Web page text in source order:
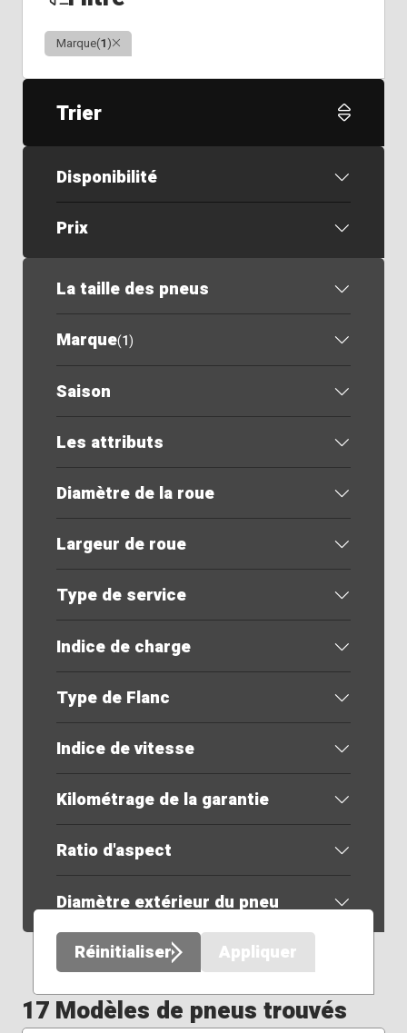
Marque(1)Clair
Trier
Disponibilité
Prix
La taille des pneus
Marque(1)
Saison
Les attributs
Diamètre de la roue
Largeur de roue
Type de service
Indice de charge
Type de Flanc
Indice de vitesse
Kilométrage de la garantie
Ratio d'aspect
Diamètre extérieur du pneu
Réinitialiser
Appliquer
17 Modèles de pneus trouvés